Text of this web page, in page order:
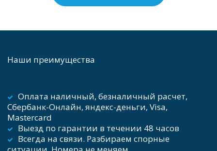
Наши преимущества
Оплата наличный, безналичный расчет,
Сбербанк-Онлайн, яндекс-деньги, Visa,
Mastercard
Выезд по гарантии в течении 48 часов
Всегда на связи. Разбираем спорные